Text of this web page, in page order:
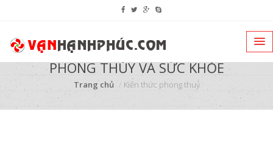
PHONG THỦY VÀ SỨC KHỎE
Trang chủ Kiến thức phong thuỷ